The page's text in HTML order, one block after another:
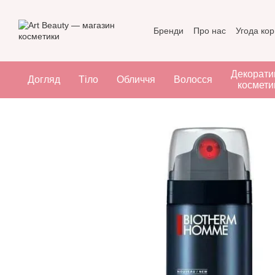
Бренди Про нас Угода
Догляд Тіло Обличчя Волосся